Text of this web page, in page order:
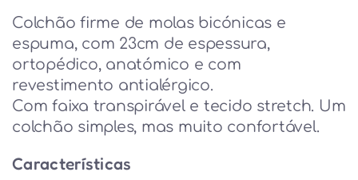
Colchão firme de molas bicónicas e
espuma, com 23cm de espessura,
ortopédico, anatómico e com
revestimento antialérgico.
Com faixa transpirável e tecido stretch. Um
colchão simples, mas muito confortável.
Características